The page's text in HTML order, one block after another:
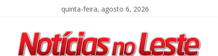
quinta-feira, agosto 6, 2026